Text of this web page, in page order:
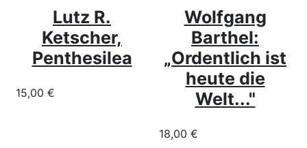
Lutz R.
Ketscher,
Penthesilea
15,00 €
Wolfgang
Barthel:
„Ordentlich ist
heute die
Welt..."
18,00 €